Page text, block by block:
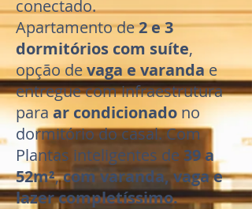
conectado.
Apartamento de2 e 3
dormitórios com suíte,
opção devaga e varandae
entregue com infraestrutura
paraar condicionado no
dormitório do casal. Com
Plantas inteligentes de 39 a
52m²,com varanda, vaga e
lazer completíssimo.